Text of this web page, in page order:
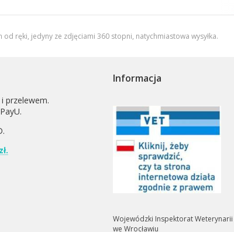
ręki, jedyny ze zdjęciami 360 stopni, natychmiastowa wysyłka.
przelewem.
.
Informacja
Wojewódzki Inspektorat Weterynarii
we Wrocławiu